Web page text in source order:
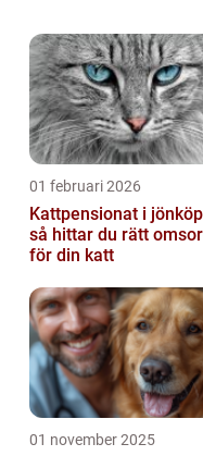
bra livsmiljö för
01 februari 2026
Kattpensionat i
så hittar du rätt
för din katt
01 november 2025